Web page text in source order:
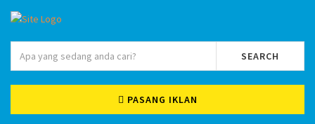
SEARCH
PASANG IKLAN